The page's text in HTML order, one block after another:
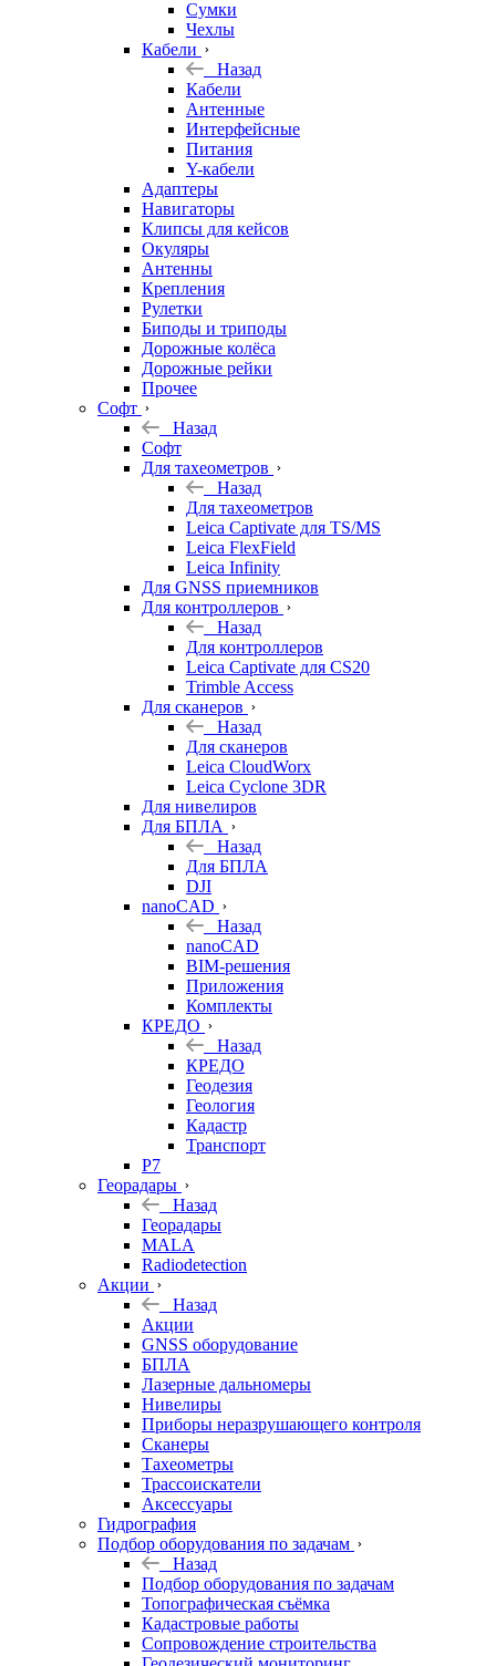
Сумки
Чехлы
Кабели
Назад
Кабели
Антенные
Интерфейсные
Питания
Y-кабели
Адаптеры
Навигаторы
Клипсы для кейсов
Окуляры
Антенны
Крепления
Рулетки
Биподы и триподы
Дорожные колёса
Дорожные рейки
Прочее
Софт
Назад
Софт
Для тахеометров
Назад
Для тахеометров
Leica Captivate для TS/MS
Leica FlexField
Leica Infinity
Для GNSS приемников
Для контроллеров
Назад
Для контроллеров
Leica Captivate для CS20
Trimble Access
Для сканеров
Назад
Для сканеров
Leica CloudWorx
Leica Cyclone 3DR
Для нивелиров
Для БПЛА
Назад
Для БПЛА
DJI
nanoCAD
Назад
nanoCAD
BIM-решения
Приложения
Комплекты
КРЕДО
Назад
КРЕДО
Геодезия
Геология
Кадастр
Транспорт
Р7
Георадары
Назад
Георадары
MALA
Radiodetection
Акции
Назад
Акции
GNSS оборудование
БПЛА
Лазерные дальномеры
Нивелиры
Приборы неразрушающего контроля
Сканеры
Тахеометры
Трассоискатели
Аксессуары
Гидрография
Подбор оборудования по задачам
Назад
Подбор оборудования по задачам
Топографическая съёмка
Кадастровые работы
Сопровождение строительства